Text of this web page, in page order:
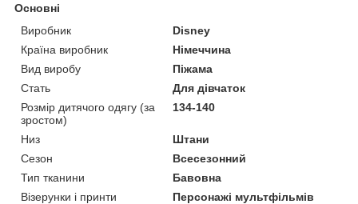
Основні
Виробник
Disney
Країна виробник
Німеччина
Вид виробу
Піжама
Стать
Для дівчаток
Розмір дитячого одягу (за
зростом)
134-140
Низ
Штани
Сезон
Всесезонний
Тип тканини
Бавовна
Візерунки і принти
Персонажі мультфільмів